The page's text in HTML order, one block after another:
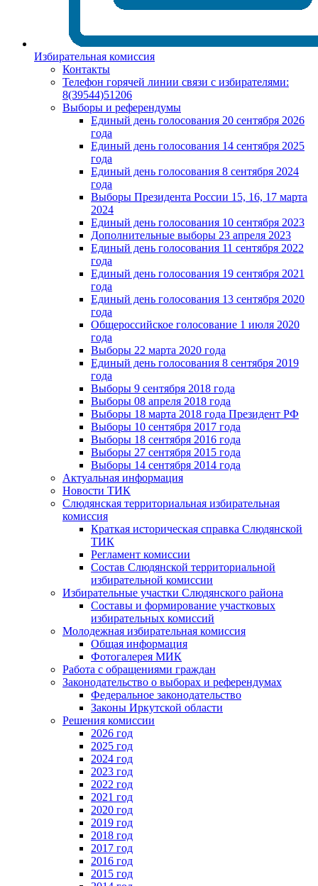
Избирательная комиссия
Контакты
Телефон горячей линии связи с избирателями:
8(39544)51206
Выборы и референдумы
Единый день голосования 20 сентября 2026
года
Единый день голосования 14 сентября 2025
года
Единый день голосования 8 сентября 2024
года
Выборы Президента России 15, 16, 17 марта
2024
Единый день голосования 10 сентября 2023
Дополнительные выборы 23 апреля 2023
Единый день голосования 11 сентября 2022
года
Единый день голосования 19 сентября 2021
года
Единый день голосования 13 сентября 2020
года
Общероссийское голосование 1 июля 2020
года
Выборы 22 марта 2020 года
Единый день голосования 8 сентября 2019
года
Выборы 9 сентября 2018 года
Выборы 08 апреля 2018 года
Выборы 18 марта 2018 года Президент РФ
Выборы 10 сентября 2017 года
Выборы 18 сентября 2016 года
Выборы 27 сентября 2015 года
Выборы 14 сентября 2014 года
Актуальная информация
Новости ТИК
Слюдянская территориальная избирательная
комиссия
Краткая историческая справка Слюдянской
ТИК
Регламент комиссии
Состав Слюдянской территориальной
избирательной комиссии
Избирательные участки Слюдянского района
Составы и формирование участковых
избирательных комиссий
Молодежная избирательная комиссия
Общая информация
Фотогалерея МИК
Работа с обращениями граждан
Законодательство о выборах и референдумах
Федеральное законодательство
Законы Иркутской области
Решения комиссии
2026 год
2025 год
2024 год
2023 год
2022 год
2021 год
2020 год
2019 год
2018 год
2017 год
2016 год
2015 год